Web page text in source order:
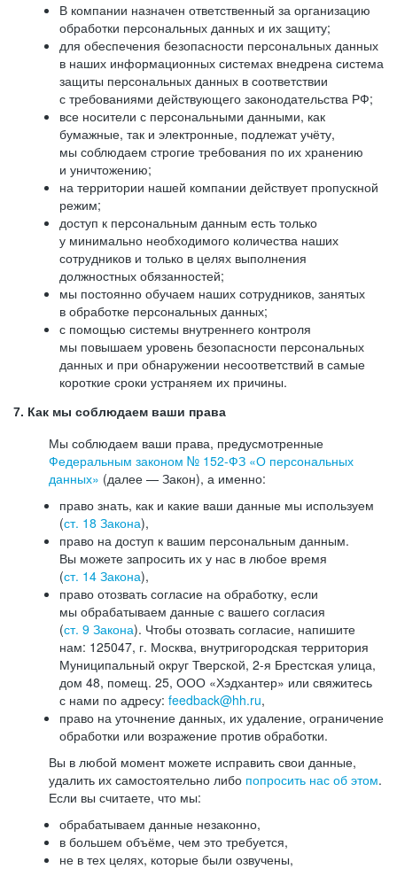
В компании назначен ответственный за организацию
обработки персональных данных и их защиту;
для обеспечения безопасности персональных данных
в наших информационных системах внедрена система
защиты персональных данных в соответствии
с требованиями действующего законодательства РФ;
все носители с персональными данными, как
бумажные, так и электронные, подлежат учёту,
мы соблюдаем строгие требования по их хранению
и уничтожению;
на территории нашей компании действует пропускной
режим;
доступ к персональным данным есть только
у минимально необходимого количества наших
сотрудников и только в целях выполнения
должностных обязанностей;
мы постоянно обучаем наших сотрудников, занятых
в обработке персональных данных;
с помощью системы внутреннего контроля
мы повышаем уровень безопасности персональных
данных и при обнаружении несоответствий в самые
короткие сроки устраняем их причины.
7. Как мы соблюдаем ваши права
Мы соблюдаем ваши права, предусмотренные
Федеральным законом № 152-ФЗ «О персональных
данных» (далее — Закон), а именно:
право знать, как и какие ваши данные мы используем
(ст. 18 Закона),
право на доступ к вашим персональным данным.
Вы можете запросить их у нас в любое время
(ст. 14 Закона),
право отозвать согласие на обработку, если
мы обрабатываем данные с вашего согласия
(ст. 9 Закона). Чтобы отозвать согласие, напишите
нам: 125047, г. Москва, внутригородская территория
Муниципальный округ Тверской, 2-я Брестская улица,
дом 48, помещ. 25, ООО «Хэдхантер» или свяжитесь
с нами по адресу: feedback@hh.ru,
право на уточнение данных, их удаление, ограничение
обработки или возражение против обработки.
Вы в любой момент можете исправить свои данные,
удалить их самостоятельно либо попросить нас об этом.
Если вы считаете, что мы:
обрабатываем данные незаконно,
в большем объёме, чем это требуется,
не в тех целях, которые были озвучены,